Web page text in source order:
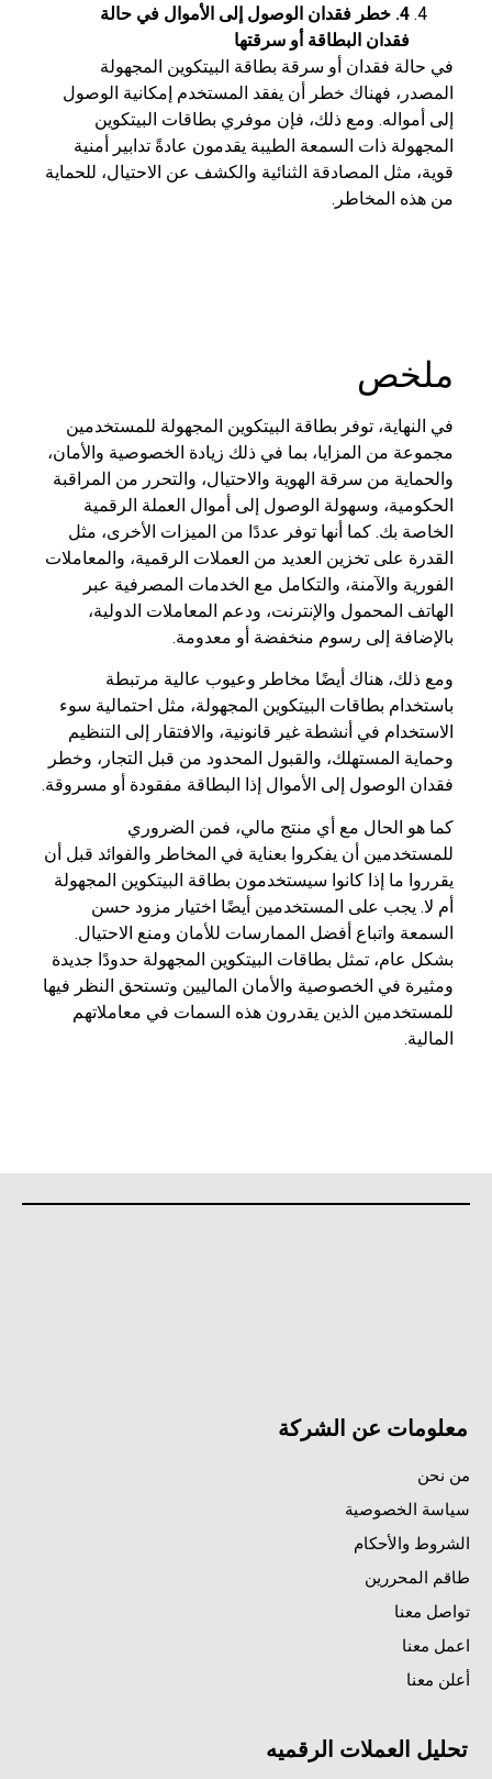
4. خطر فقدان الوصول إلى الأموال في حالة
فقدان البطاقة أو سرقتها
في حالة فقدان أو سرقة بطاقة البيتكوين المجهولة
المصدر، فهناك خطر أن يفقد المستخدم إمكانية الوصول
إلى أمواله. ومع ذلك، فإن موفري بطاقات البيتكوين
المجهولة ذات السمعة الطيبة يقدمون عادةً تدابير أمنية
قوية، مثل المصادقة الثنائية والكشف عن الاحتيال، للحماية
من هذه المخاطر.
ملخص
في النهاية، توفر بطاقة البيتكوين المجهولة للمستخدمين
مجموعة من المزايا، بما في ذلك زيادة الخصوصية والأمان،
والحماية من سرقة الهوية والاحتيال، والتحرر من المراقبة
الحكومية، وسهولة الوصول إلى أموال العملة الرقمية
الخاصة بك. كما أنها توفر عددًا من الميزات الأخرى، مثل
القدرة على تخزين العديد من العملات الرقمية، والمعاملات
الفورية والآمنة، والتكامل مع الخدمات المصرفية عبر
الهاتف المحمول والإنترنت، ودعم المعاملات الدولية،
بالإضافة إلى رسوم منخفضة أو معدومة.
ومع ذلك، هناك أيضًا مخاطر وعيوب عالية مرتبطة
باستخدام بطاقات البيتكوين المجهولة، مثل احتمالية سوء
الاستخدام في أنشطة غير قانونية، والافتقار إلى التنظيم
وحماية المستهلك، والقبول المحدود من قبل التجار، وخطر
فقدان الوصول إلى الأموال إذا البطاقة مفقودة أو مسروقة.
كما هو الحال مع أي منتج مالي، فمن الضروري
للمستخدمين أن يفكروا بعناية في المخاطر والفوائد قبل أن
يقرروا ما إذا كانوا سيستخدمون بطاقة البيتكوين المجهولة
أم لا. يجب على المستخدمين أيضًا اختيار مزود حسن
السمعة واتباع أفضل الممارسات للأمان ومنع الاحتيال.
بشكل عام، تمثل بطاقات البيتكوين المجهولة حدودًا جديدة
ومثيرة في الخصوصية والأمان الماليين وتستحق النظر فيها
للمستخدمين الذين يقدرون هذه السمات في معاملاتهم
المالية.
معلومات عن الشركة
من نحن
سياسة الخصوصية
الشروط والأحكام
طاقم المحررين
تواصل معنا
اعمل معنا
أعلن معنا
تحليل العملات الرقميه